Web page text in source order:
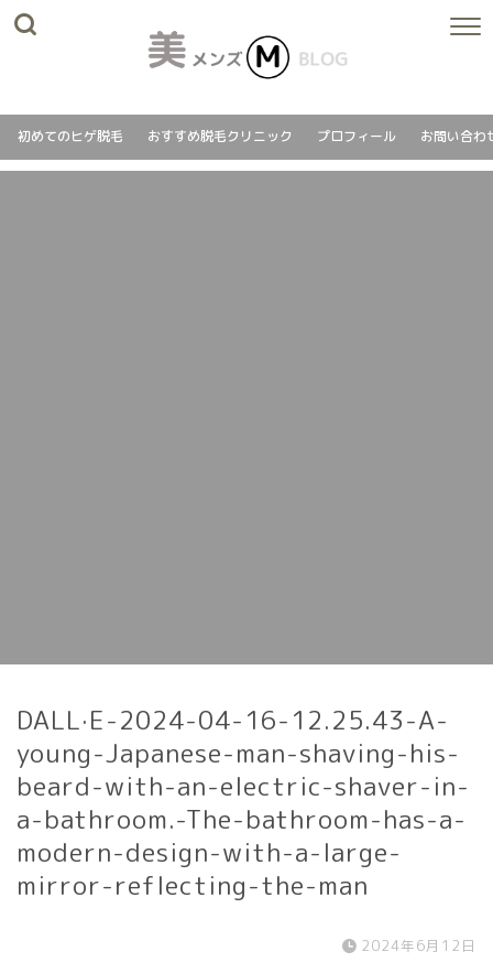
初めてのヒゲ脱毛 おすすめ脱毛クリニック プロフィール お問い合わ
DALL·E-2024-04-16-12.25.43-A-
young-Japanese-man-shaving-his-
beard-with-an-electric-shaver-in-
a-bathroom.-The-bathroom-has-a-
modern-design-with-a-large-
mirror-reflecting-the-man
2024年6月12日